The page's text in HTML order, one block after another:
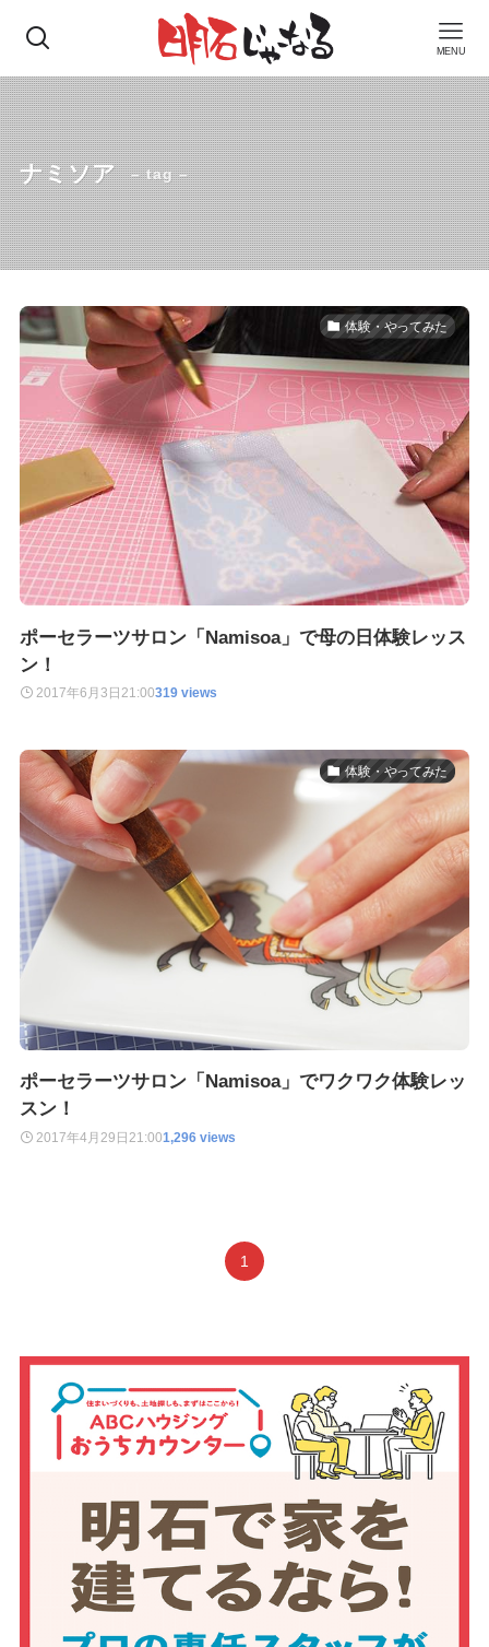
MENU
ナミソア – tag –
体験・やってみた
ポーセラーツサロン「Namisoa」で母の日体験レッス
ン！
2017年6月3日 21:00319 views
体験・やってみた
ポーセラーツサロン「Namisoa」でワクワク体験レッ
スン！
2017年4月29日 21:001,296 views
1